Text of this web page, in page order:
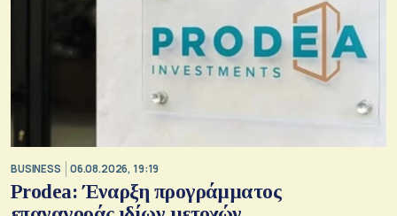
BUSINESS 06.08.2026, 19:19
Prodea: Έναρξη προγράμματος